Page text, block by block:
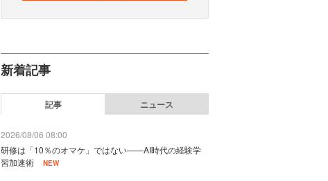
新着記事
記事 ニュース
2026/08/06 08:00
研修は「10％のオマケ」ではない——AI時代の経験学
習加速術
NEW